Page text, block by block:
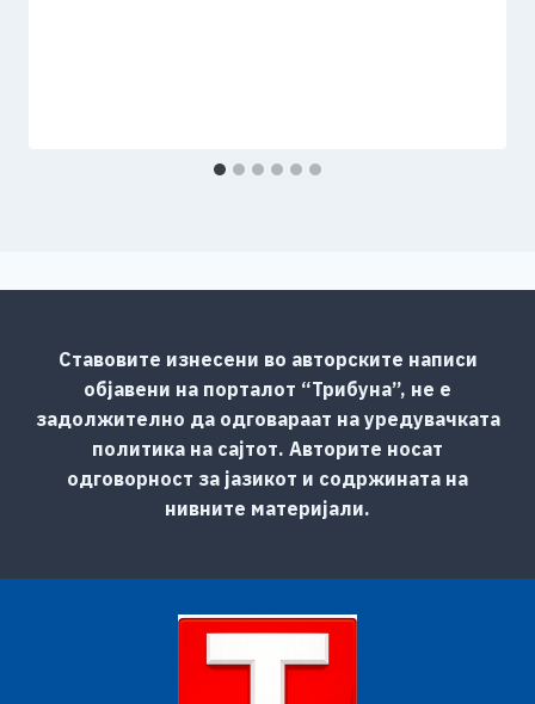
Ставовите изнесени во авторските написи
објавени на порталот “Трибуна”, не е
задолжително да одговараат на уредувачката
политика на сајтот. Авторите носат
одговорност за јазикот и содржината на
нивните материјали.